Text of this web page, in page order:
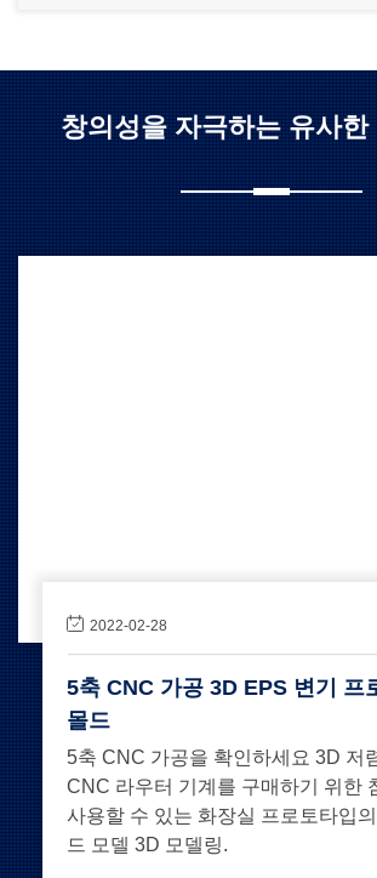
창의성을 자극하는 유사한
2022-02-28
5축 CNC 가공 3D EPS 변기 프
몰드
5축 CNC 가공을 확인하세요 3D 저
CNC 라우터 기계를 구매하기 위한
사용할 수 있는 화장실 프로토타입
드 모델 3D 모델링.